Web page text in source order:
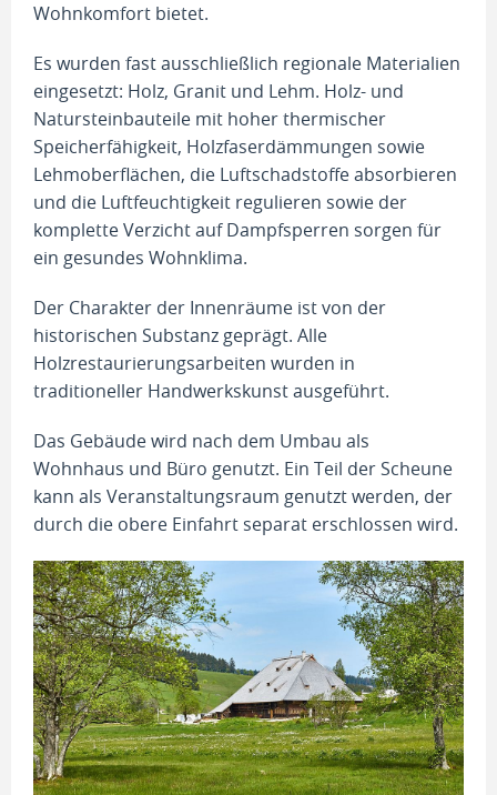
Wohnkomfort bietet.
Es wurden fast ausschließlich regionale Materialien
eingesetzt: Holz, Granit und Lehm. Holz- und
Natursteinbauteile mit hoher thermischer
Speicherfähigkeit, Holzfaserdämmungen sowie
Lehmoberflächen, die Luftschadstoffe absorbieren
und die Luftfeuchtigkeit regulieren sowie der
komplette Verzicht auf Dampfsperren sorgen für
ein gesundes Wohnklima.
Der Charakter der Innenräume ist von der
historischen Substanz geprägt. Alle
Holzrestaurierungsarbeiten wurden in
traditioneller Handwerkskunst ausgeführt.
Das Gebäude wird nach dem Umbau als
Wohnhaus und Büro genutzt. Ein Teil der Scheune
kann als Veranstaltungsraum genutzt werden, der
durch die obere Einfahrt separat erschlossen wird.